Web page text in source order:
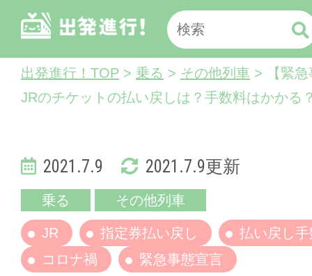
出発進行！TOP > 乗る > その他列車 > 【緊
JRのチケットの払い戻しは？手数料はかかる
2021.7.9 2021.7.9更新
乗る その他列車
JR 指定券払い戻し
払い戻し
コロナ禍
緊急事態宣言